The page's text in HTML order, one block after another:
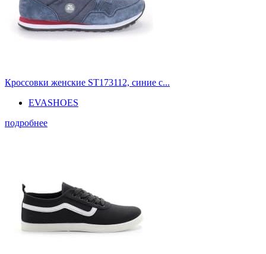
Кроссовки женские ST173112, синие с...
EVASHOES
подробнее